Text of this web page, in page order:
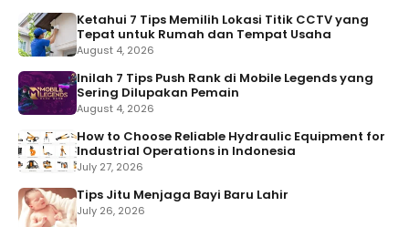
Ketahui 7 Tips Memilih Lokasi Titik CCTV yang
Tepat untuk Rumah dan Tempat Usaha
August 4, 2026
Inilah 7 Tips Push Rank di Mobile Legends yang
Sering Dilupakan Pemain
August 4, 2026
How to Choose Reliable Hydraulic Equipment for
Industrial Operations in Indonesia
July 27, 2026
Tips Jitu Menjaga Bayi Baru Lahir
July 26, 2026